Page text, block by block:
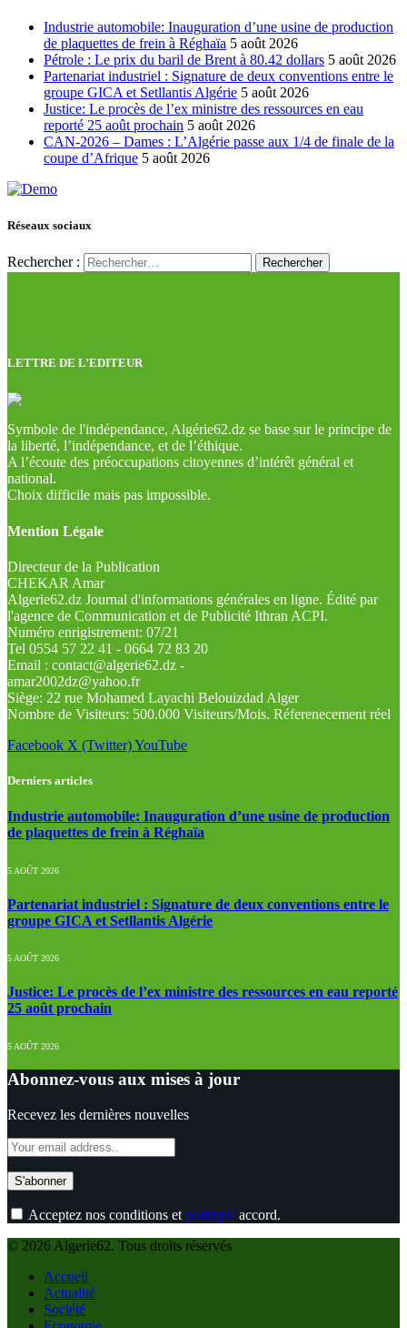
Industrie automobile: Inauguration d’une usine de production
de plaquettes de frein à Réghaïa 5 août 2026
Pétrole : Le prix du baril de Brent à 80.42 dollars 5 août 2026
Partenariat industriel : Signature de deux conventions entre le
groupe GICA et Setllantis Algérie 5 août 2026
Justice: Le procès de l’ex ministre des ressources en eau
reporté 25 août prochain 5 août 2026
CAN-2026 – Dames : L’Algérie passe aux 1/4 de finale de la
coupe d’Afrique 5 août 2026
Réseaux sociaux
Rechercher :
LETTRE DE L’EDITEUR
Symbole de l'indépendance, Algérie62.dz se base sur le principe de
la liberté, l’indépendance, et de l’éthique.
A l’écoute des préoccupations citoyennes d’intérêt général et
national.
Choix difficile mais pas impossible.
Mention Légale
Directeur de la Publication
CHEKAR Amar
Algerie62.dz Journal d'informations générales en ligne. Édité par
l'agence de Communication et de Publicité Ithran ACPI.
Numéro enrigistrement: 07/21
Tel 0554 57 22 41 - 0664 72 83 20
Email : contact@algerie62.dz -
amar2002dz@yahoo.fr
Siège: 22 rue Mohamed Layachi Belouizdad Alger
Nombre de Visiteurs: 500.000 Visiteurs/Mois. Réferenecement réel
Facebook X (Twitter)YouTube
Derniers articles
Industrie automobile: Inauguration d’une usine de production
de plaquettes de frein à Réghaïa
5 AOÛT 2026
Partenariat industriel : Signature de deux conventions entre le
groupe GICA et Setllantis Algérie
5 AOÛT 2026
Justice: Le procès de l’ex ministre des ressources en eau reporté
25 août prochain
5 AOÛT 2026
Abonnez-vous aux mises à jour
Recevez les dernières nouvelles
Acceptez nos conditions et politique accord.
© 2026 Algerie62. Tous droits réservés
Accueil
Actualité
Société